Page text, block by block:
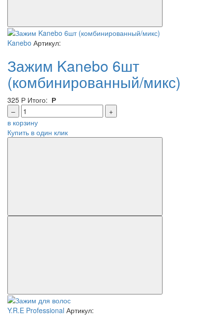
Kanebo Артикул:
Зажим Kanebo 6шт
(комбинированный/микс)
325 Р Итого: Р
–
+
в корзину
Купить в один клик
Y.R.E Professional Артикул: